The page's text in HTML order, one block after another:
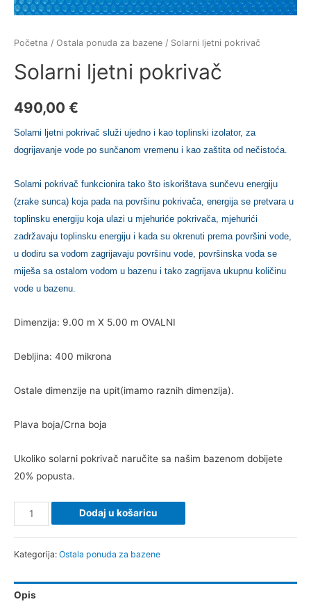
Početna / Ostala ponuda za bazene / Solarni ljetni pokrivač
Solarni ljetni pokrivač
490,00 €
Solarni ljetni pokrivač služi ujedno i kao toplinski izolator, za
dogrijavanje vode po sunčanom vremenu i kao zaštita od nečistoća.
Solarni pokrivač funkcionira tako što iskorištava sunčevu energiju
(zrake sunca) koja pada na površinu pokrivača, energija se pretvara u
toplinsku energiju koja ulazi u mjehuriće pokrivača, mjehurići
zadržavaju toplinsku energiju i kada su okrenuti prema površini vode,
u dodiru sa vodom zagrijavaju površinu vode, površinska voda se
miješa sa ostalom vodom u bazenu i tako zagrijava ukupnu količinu
vode u bazenu.
Dimenzija: 9.00 m X 5.00 m OVALNI
Debljina: 400 mikrona
Ostale dimenzije na upit(imamo raznih dimenzija).
Plava boja/Crna boja
Ukoliko solarni pokrivač naručite sa našim bazenom dobijete
20% popusta.
Dodaj u košaricu
Kategorija: Ostala ponuda za bazene
Opis